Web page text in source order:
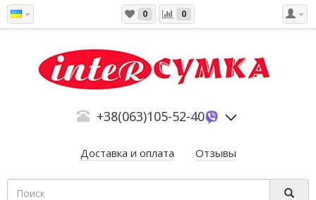
0 0
+38(063)105-52-40
Доставка и оплата Отзывы